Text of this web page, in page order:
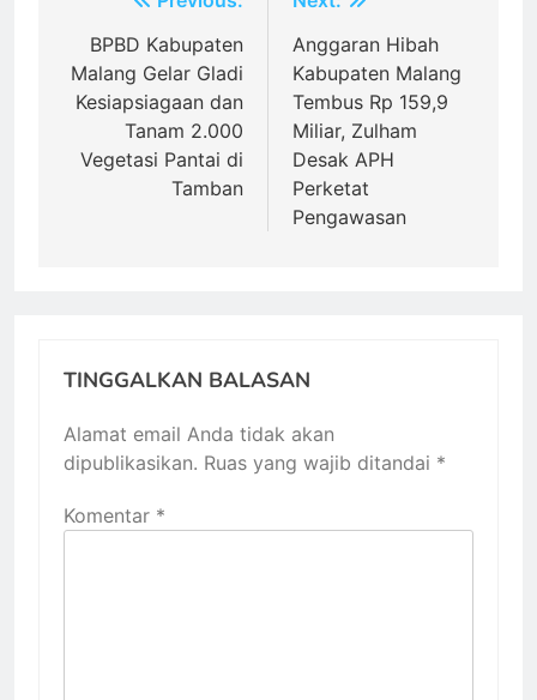
pos
BPBD Kabupaten
Malang Gelar Gladi
Kesiapsiagaan dan
Tanam 2.000
Vegetasi Pantai di
Tamban
Anggaran Hibah
Kabupaten Malang
Tembus Rp 159,9
Miliar, Zulham
Desak APH
Perketat
Pengawasan
TINGGALKAN BALASAN
Alamat email Anda tidak akan
dipublikasikan. Ruas yang wajib ditandai *
Komentar *